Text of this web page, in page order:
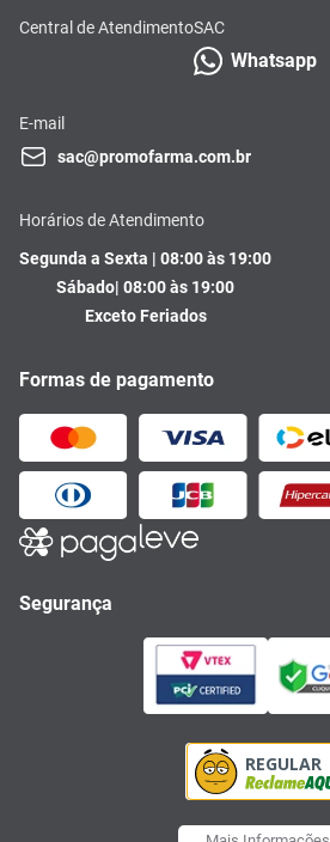
Central de AtendimentoSAC
Whatsapp
E-mail
sac@promofarma.com.br
Horários de Atendimento
Segunda a Sexta | 08:00 às 19:00
Sábado| 08:00 às 19:00
Exceto Feriados
Formas de pagamento
Segurança